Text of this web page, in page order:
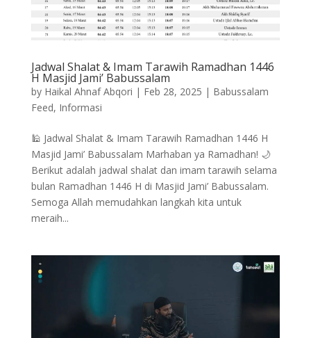
Jadwal Shalat & Imam Tarawih Ramadhan 1446
H Masjid Jami’ Babussalam
by Haikal Ahnaf Abqori | Feb 28, 2025 | Babussalam
Feed, Informasi
🕌 Jadwal Shalat & Imam Tarawih Ramadhan 1446 H
Masjid Jami’ Babussalam Marhaban ya Ramadhan! 🌙
Berikut adalah jadwal shalat dan imam tarawih selama
bulan Ramadhan 1446 H di Masjid Jami’ Babussalam.
Semoga Allah memudahkan langkah kita untuk
meraih...